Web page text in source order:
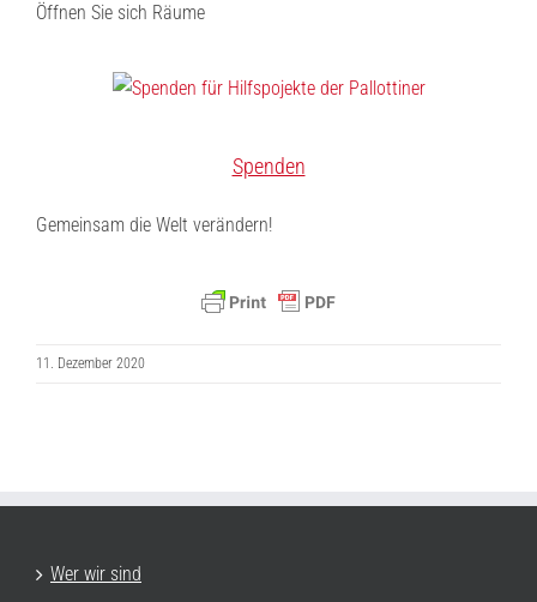
Öffnen Sie sich Räume
Spenden
Gemeinsam die Welt verändern!
11. Dezember 2020
Wer wir sind